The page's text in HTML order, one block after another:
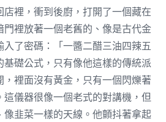
裡，衝到後廚，打開了一個藏在
門裡放著一個老舊的、像是古代金
了密碼：「一醬二醋三油四辣五
礎公式，只有像他這樣的傳統派
裡面沒有黃金，只有一個閃爍著
儀器很像一個老式的對講機，但
韭菜一樣的天線。他顫抖著拿起